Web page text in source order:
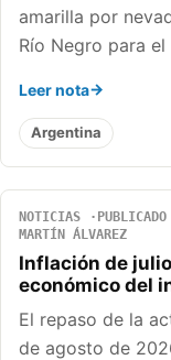
amarilla por
Río Negro para
Leer nota
Argentina
NOTICIAS
MARTÍN ÁLVAREZ
Inflación de
económico del
El repaso de la
de agosto de